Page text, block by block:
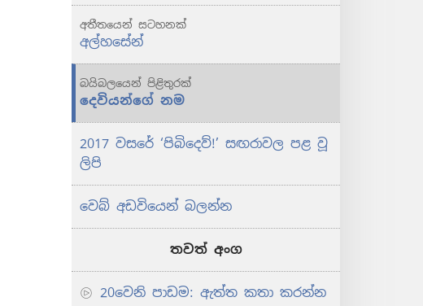
අතීතයෙන් සටහනක්
අල්හසේන්
බයිබලයෙන් පිළිතුරක්
දෙවියන්ගේ නම
2017 වසරේ ‘පිබිදෙව්!’ සඟරාවල පළ වූ
ලිපි
වෙබ් අඩවියෙන් බලන්න
තවත් අංග
20වෙනි පාඩම: ඇත්ත කතා කරන්න